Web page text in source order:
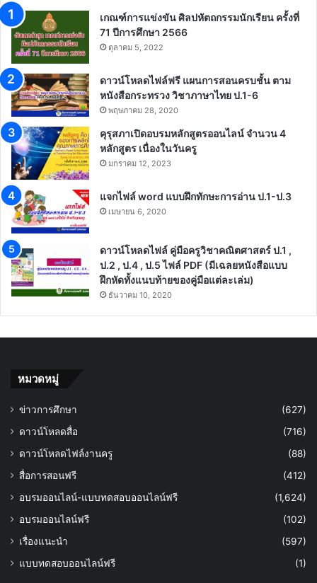
เกณฑ์การแข่งขัน ศิลปหัตถกรรมนักเรียน ครั้งที่
71 ปีการศึกษา 2566
ตุลาคม 5, 2022
ดาวน์โหลดไฟล์ฟรี แผนการสอนครบชั้น ตาม
หนังสือกระทรวง วิชาภาษาไทย ป.1-6
พฤษภาคม 28, 2020
คุรุสภาเปิดอบรมหลักสูตรออนไลน์ จำนวน 4
หลักสูตร เนื่องในวันครู
มกราคม 12, 2023
แจกไฟล์ word แบบฝึกทักษะการอ่าน ป.1-ป.3
เมษายน 6, 2020
ดาวน์โหลดไฟล์ คู่มือครูวิชาคณิตศาสตร์ ป.1 ,
ป.2 , ป.4 , ป.5 ไฟล์ PDF (มีเฉลยหนังสือแบบ
ฝึกหัดทั้งแนบท้ายของคู่มือแต่ละเล่ม)
ธันวาคม 10, 2020
หมวดหมู่
ข่าวการศึกษา
(627)
ดาวน์โหลดสื่อ
(716)
ดาวน์โหลดไฟล์งานครู
(88)
สื่อการสอนฟรี
(412)
อบรมออนไลน์-แบบทดสอบออนไลน์ฟรี
(1,624)
อบรมออนไลน์ฟรี
(102)
เรื่องแนะนำ
(597)
แบบทดสอบออนไลน์ฟรี
(1)